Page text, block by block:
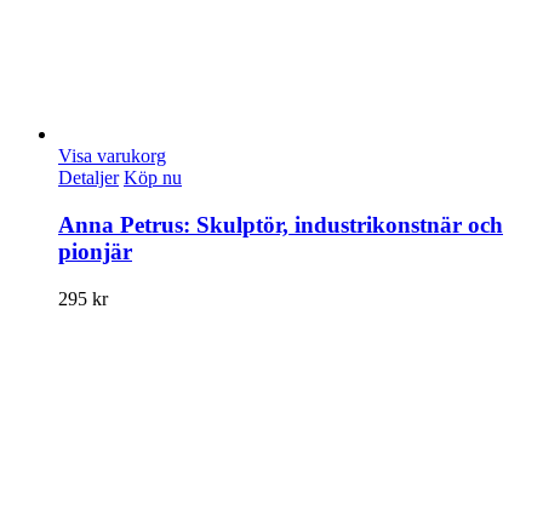
Visa varukorg
Detaljer Köp nu
Anna Petrus: Skulptör, industrikonstnär och
pionjär
295 kr